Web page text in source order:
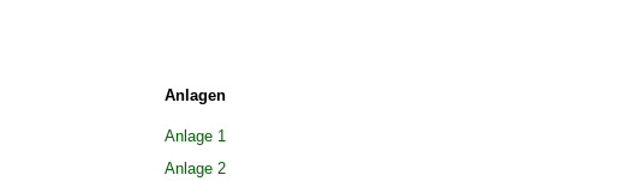
Anlagen
Anlage 1
Anlage 2